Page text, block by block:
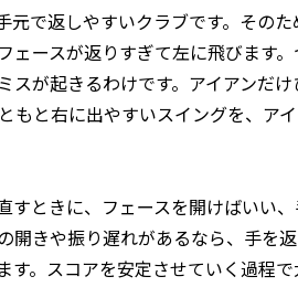
元で返しやすいクラブです。その
ースが返りすぎて左に飛びます
が起きるわけです。アイアンだけ
もと右に出やすいスイングを、ア
すときに、フェースを開けばいい
開きや振り遅れがあるなら、手を
す。スコアを安定させていく過程